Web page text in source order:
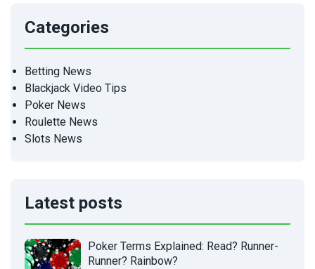
Categories
Betting News
Blackjack Video Tips
Poker News
Roulette News
Slots News
Latest posts
Poker Terms Explained: Read? Runner-
Runner? Rainbow?